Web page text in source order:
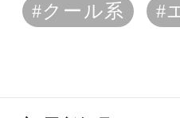
#クール系 #